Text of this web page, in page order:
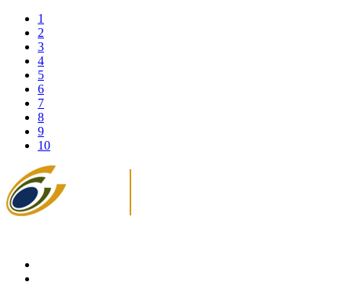
1
2
3
4
5
6
7
8
9
10